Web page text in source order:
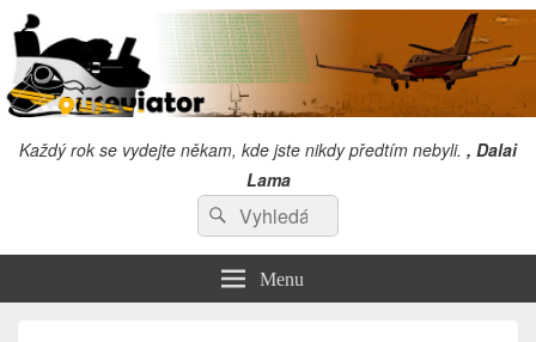
Každý rok se vydejte někam, kde jste nikdy předtím nebyli. , Dalai
Lama
"Snažím se věnovat tolik času,abych se sám zlepšil, že mi nezbyde čas
kritizovat druhé!" Chuck Norris
Search
for:
Search
Menu